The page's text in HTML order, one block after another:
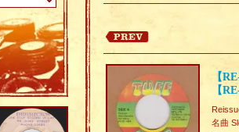
【
【
名曲